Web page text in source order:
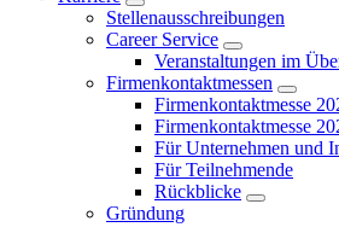
Stellenausschreibungen
Career Service
Veranstaltungen im
Firmenkontaktmessen
Firmenkontaktmesse
Firmenkontaktmesse
Für Unternehmen und
Für Teilnehmende
Rückblicke
Gründung